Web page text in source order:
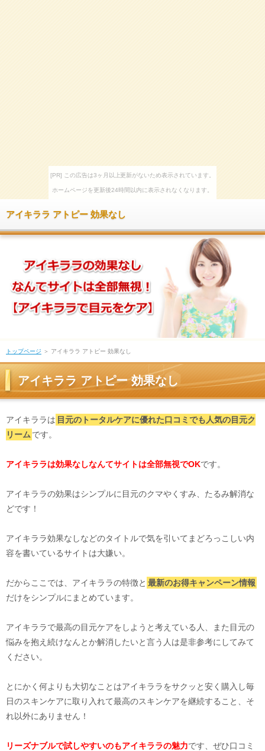
[PR] この広告は3ヶ月以上更新がないため表示されています。
ホームページを更新後24時間以内に表示されなくなります。
アイキララ アトピー 効果なし
トップページ ＞ アイキララ アトピー 効果なし
アイキララ アトピー 効果なし
アイキララは 目元のトータルケアに優れた口コミでも人気の目元ク
リームです。
アイキララは効果なしなんてサイトは全部無視でOKです。
アイキララの効果はシンプルに目元のクマやくすみ、たるみ解消な
どです！
アイキララ効果なしなどのタイトルで気を引いてまどろっこしい内
容を書いているサイトは大嫌い。
だからここでは、アイキララの特徴と 最新のお得キャンペーン情報
だけをシンプルにまとめています。
アイキララで最高の目元ケアをしようと考えている人、また目元の
悩みを抱え続けなんとか解消したいと言う人は是非参考にしてみて
ください。
とにかく何よりも大切なことはアイキララをサクッと安く購入し毎
日のスキンケアに取り入れて最高のスキンケアを継続すること、そ
れ以外にありません！
リーズナブルで試しやすいのもアイキララの魅力です、ぜひ口コミ